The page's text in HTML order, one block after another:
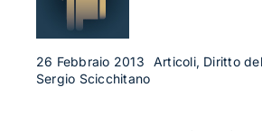
Approfondimenti
Contatti
26 Febbraio 2013
Articoli, Diritto
Sergio Scicchitano